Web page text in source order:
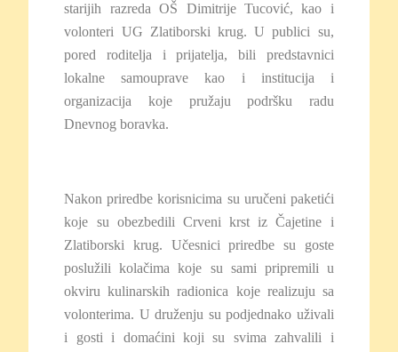
starijih razreda OŠ Dimitrije Tucović, kao i
volonteri UG Zlatiborski krug. U publici su,
pored roditelja i prijatelja, bili predstavnici
lokalne samouprave kao i institucija i
organizacija koje pružaju podršku radu
Dnevnog boravka.
Nakon priredbe korisnicima su uručeni paketići
koje su obezbedili Crveni krst iz Čajetine i
Zlatiborski krug. Učesnici priredbe su goste
poslužili kolačima koje su sami pripremili u
okviru kulinarskih radionica koje realizuju sa
volonterima. U druženju su podjednako uživali
i gosti i domaćini koji su svima zahvalili i